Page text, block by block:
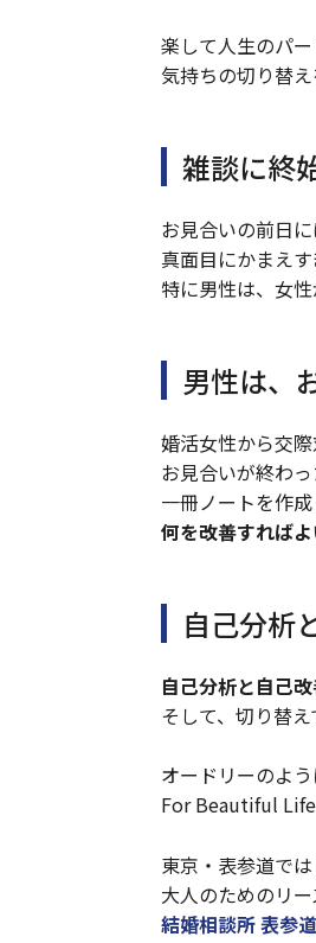
楽して人生のパ
気持ちの切り替
雑談に終
お見合いの前日
真面目にかまえ
特に男性は、女
男性は、
婚活女性から交
お見合いが終わ
一冊ノートを作
何を改善すれば
自己分析
自己分析と自己改
そして、切り替え
オードリーのよ
For Beautiful Life
東京・表参道で
大人のためのリ
結婚相談所 表参